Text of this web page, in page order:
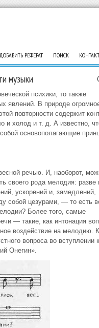
ДОБАВИТЬ РЕФЕРАТ ПОИСК
музыки
психики, то также
явлений. В природе
повторности содержит
и холод и т. д. А известно,
основополагающие
речью. И, наоборот,
своего рода мелодия: разве
ускорений и, замедлений,
собой цезурами, — то есть
Более того, самые
— такие, как интонация
воздействие на мелодию.
вопроса во вступлении
Онегин».